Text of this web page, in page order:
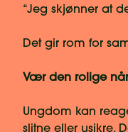
“Jeg skjønner at
Det gir rom for
Vær den rolige
Ungdom kan
slitne eller usikre.